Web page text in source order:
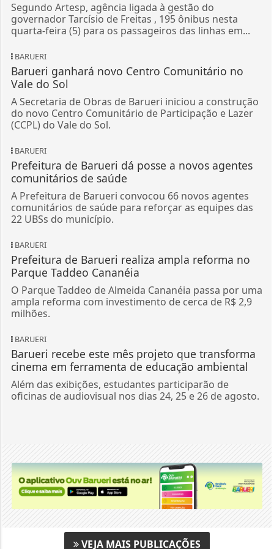
Segundo Artesp, agência ligada à gestão do
governador Tarcísio de Freitas , 195 ônibus nesta
quarta-feira (5) para os passageiros das linhas em...
BARUERI
Barueri ganhará novo Centro Comunitário no
Vale do Sol
A Secretaria de Obras de Barueri iniciou a construção
do novo Centro Comunitário de Participação e Lazer
(CCPL) do Vale do Sol.
BARUERI
Prefeitura de Barueri dá posse a novos agentes
comunitários de saúde
A Prefeitura de Barueri convocou 66 novos agentes
comunitários de saúde para reforçar as equipes das
22 UBSs do município.
BARUERI
Prefeitura de Barueri realiza ampla reforma no
Parque Taddeo Cananéia
O Parque Taddeo de Almeida Cananéia passa por uma
ampla reforma com investimento de cerca de R$ 2,9
milhões.
BARUERI
Barueri recebe este mês projeto que transforma
cinema em ferramenta de educação ambiental
Além das exibições, estudantes participarão de
oficinas de audiovisual nos dias 24, 25 e 26 de agosto.
VEJA MAIS PUBLICAÇÕES